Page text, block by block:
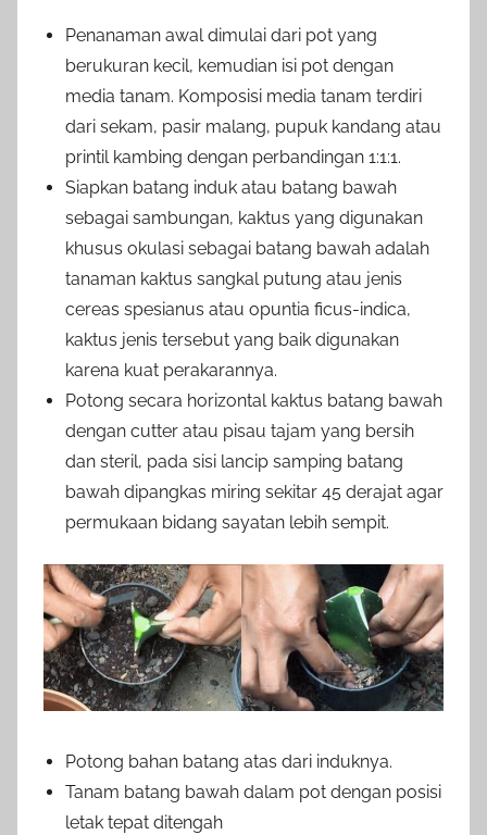
Penanaman awal dimulai dari pot yang
berukuran kecil, kemudian isi pot dengan
media tanam. Komposisi media tanam terdiri
dari sekam, pasir malang, pupuk kandang atau
printil kambing dengan perbandingan 1:1:1.
Siapkan batang induk atau batang bawah
sebagai sambungan, kaktus yang digunakan
khusus okulasi sebagai batang bawah adalah
tanaman kaktus sangkal putung atau jenis
cereas spesianus atau opuntia ficus-indica,
kaktus jenis tersebut yang baik digunakan
karena kuat perakarannya.
Potong secara horizontal kaktus batang bawah
dengan cutter atau pisau tajam yang bersih
dan steril, pada sisi lancip samping batang
bawah dipangkas miring sekitar 45 derajat agar
permukaan bidang sayatan lebih sempit.
Potong bahan batang atas dari induknya.
Tanam batang bawah dalam pot dengan posisi
letak tepat ditengah